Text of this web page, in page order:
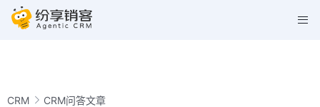
CRM CRM问答文章